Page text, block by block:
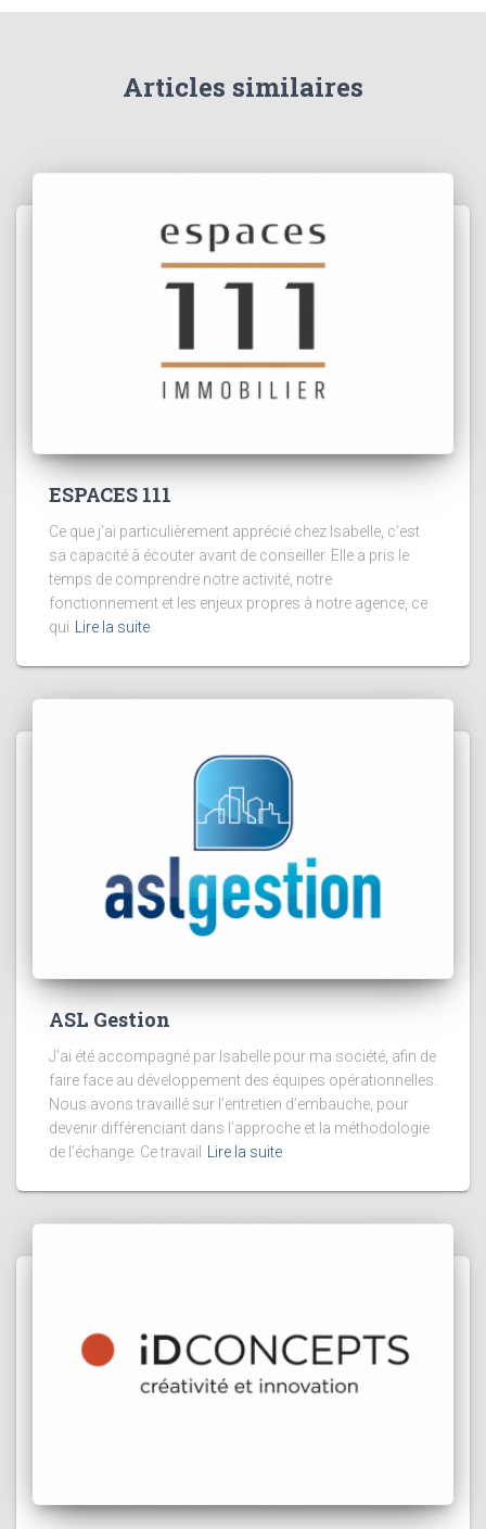
Articles similaires
ESPACES 111
Ce que j’ai particulièrement apprécié chez Isabelle, c’est
sa capacité à écouter avant de conseiller. Elle a pris le
temps de comprendre notre activité, notre
fonctionnement et les enjeux propres à notre agence, ce
qui
Lire la suite
ASL Gestion
J’ai été accompagné par Isabelle pour ma société, afin de
faire face au développement des équipes opérationnelles.
Nous avons travaillé sur l’entretien d’embauche, pour
devenir différenciant dans l’approche et la méthodologie
de l’échange. Ce travail
Lire la suite